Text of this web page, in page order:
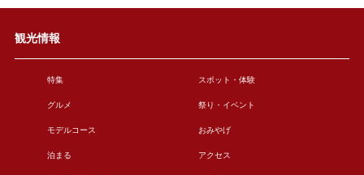
観光情報
特集 スポット・体験
グルメ 祭り・イベント
モデルコース おみやげ
泊まる アクセス